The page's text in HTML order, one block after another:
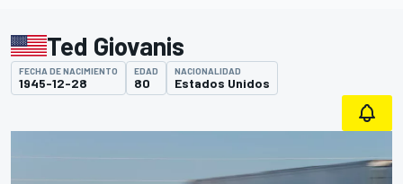
Ted Giovanis
FECHA DE NACIMIENTO
1945-12-28
EDAD
80
NACIONALIDAD
Estados Unidos